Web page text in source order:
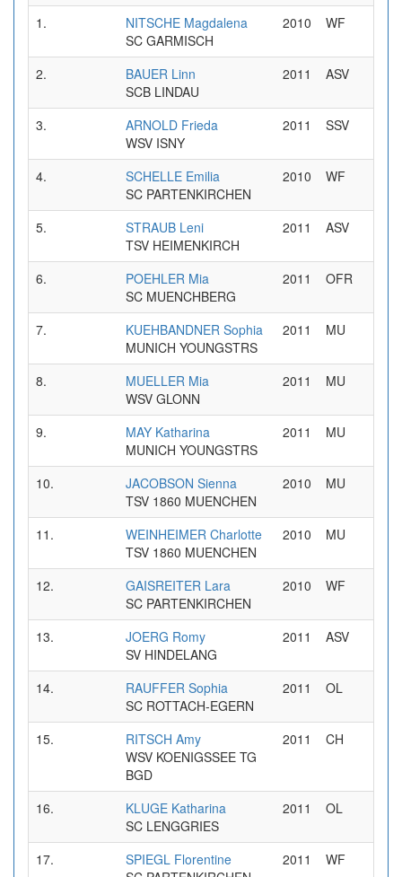
1.
NITSCHE Magdalena
SC GARMISCH
2010 WF
2.
BAUER Linn
SCB LINDAU
2011 ASV
3.
ARNOLD Frieda
WSV ISNY
2011 SSV
4.
SCHELLE Emilia
SC PARTENKIRCHEN
2010 WF
5.
STRAUB Leni
TSV HEIMENKIRCH
2011 ASV
6.
POEHLER Mia
SC MUENCHBERG
2011 OFR
7.
KUEHBANDNER Sophia
MUNICH YOUNGSTRS
2011 MU
8.
MUELLER Mia
WSV GLONN
2011 MU
9.
MAY Katharina
MUNICH YOUNGSTRS
2011 MU
10.
JACOBSON Sienna
TSV 1860 MUENCHEN
2010 MU
11.
WEINHEIMER Charlotte
TSV 1860 MUENCHEN
2010 MU
12.
GAISREITER Lara
SC PARTENKIRCHEN
2010 WF
13.
JOERG Romy
SV HINDELANG
2011 ASV
14.
RAUFFER Sophia
SC ROTTACH-EGERN
2011 OL
15.
RITSCH Amy
WSV KOENIGSSEE TG
BGD
2011 CH
16.
KLUGE Katharina
SC LENGGRIES
2011 OL
17.
SPIEGL Florentine
2011 WF